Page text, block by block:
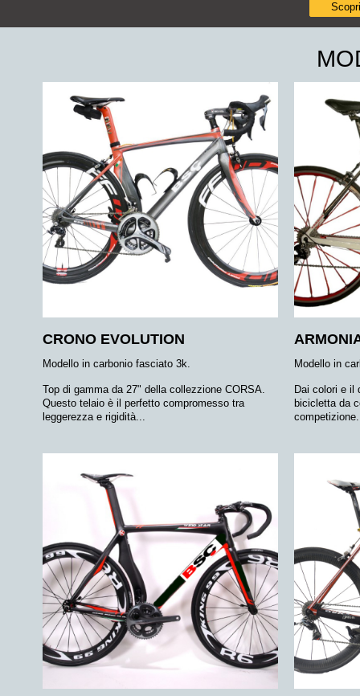
CRONO EVOLUTION
Modello in carbonio fasciato 3k.
Top di gamma da 27" della collezzione CORSA.
Questo telaio è il perfetto compromesso tra
leggerezza e rigidità...
Modello in
Dai colori e il
bicicletta da